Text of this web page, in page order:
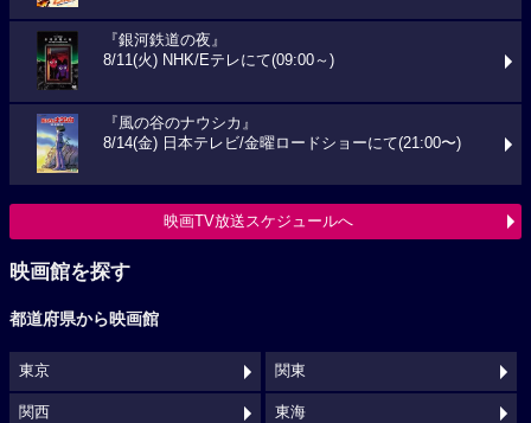
『銀河鉄道の夜』
8/11(火) NHK/Eテレにて(09:00～)
『風の谷のナウシカ』
8/14(金) 日本テレビ/金曜ロードショーにて(21:00〜)
映画TV放送スケジュールへ
映画館を探す
都道府県から映画館
東京 関東
関西 東海